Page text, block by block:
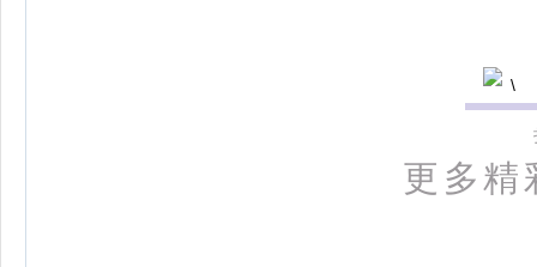
更多精